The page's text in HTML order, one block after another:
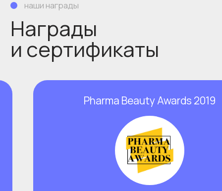
ИНН 9705144600
Политика конфиденциальности
Настройка файлов cookie
Общество с ограниченной ответственностью
«АЙКОУН»
2026. Все права защищены